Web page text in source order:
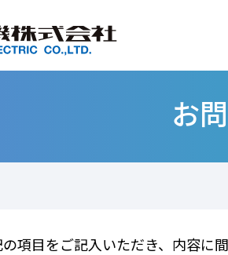
お
項目をご記入いただき、内容に